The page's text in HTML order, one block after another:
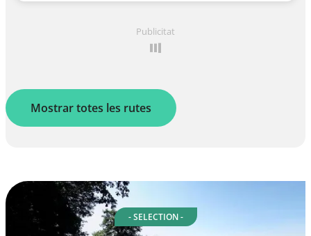
Publicitat
Mostrar totes les rutes
- SELECTION -